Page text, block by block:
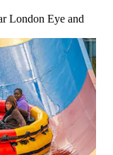
London Eye and